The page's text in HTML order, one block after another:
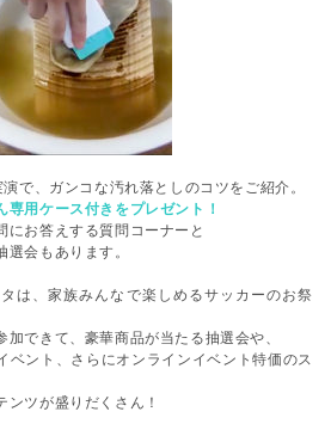
で、ガンコな汚れ落としのコツをご紹介。
用ケース付きをプレゼント！
にお答えする質問コーナーと
会もあります。
は、家族みんなで楽しめるサッカーのお祭
できて、豪華商品が当たる抽選会や、
ベント、さらにオンラインイベント特価のス
ツが盛りだくさん！